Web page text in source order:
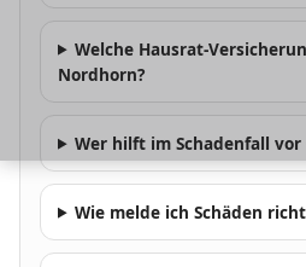
Welche Hausrat-
Nordhorn?
Wer hilft im Schadenfall
Wie melde ich Schäden